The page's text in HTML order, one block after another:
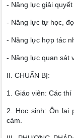
- Năng lực giải quyết
- Năng lực tự học,
- Năng lực hợp tác
- Năng lực quan sát
II. CHUẨN BỊ:
1. Giáo viên: Các thí
2. Học sinh: Ôn lại
cảm.